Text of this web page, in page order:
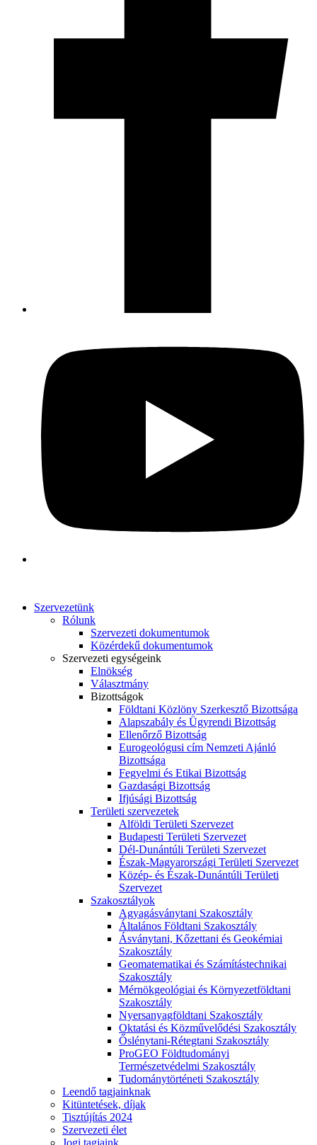
Szervezetünk
Rólunk
Szervezeti dokumentumok
Közérdekű dokumentumok
Szervezeti egységeink
Elnökség
Választmány
Bizottságok
Földtani Közlöny Szerkesztő Bizottsága
Alapszabály és Ügyrendi Bizottság
Ellenőrző Bizottság
Eurogeológusi cím Nemzeti Ajánló
Bizottsága
Fegyelmi és Etikai Bizottság
Gazdasági Bizottság
Ifjúsági Bizottság
Területi szervezetek
Alföldi Területi Szervezet
Budapesti Területi Szervezet
Dél-Dunántúli Területi Szervezet
Észak-Magyarországi Területi Szervezet
Közép- és Észak-Dunántúli Területi
Szervezet
Szakosztályok
Agyagásványtani Szakosztály
Általános Földtani Szakosztály
Ásványtani, Kőzettani és Geokémiai
Szakosztály
Geomatematikai és Számítástechnikai
Szakosztály
Mérnökgeológiai és Környezetföldtani
Szakosztály
Nyersanyagföldtani Szakosztály
Oktatási és Közművelődési Szakosztály
Őslénytani-Rétegtani Szakosztály
ProGEO Földtudományi
Természetvédelmi Szakosztály
Tudománytörténeti Szakosztály
Leendő tagjainknak
Kitüntetések, díjak
Tisztújítás 2024
Szervezeti élet
Jogi tagjaink